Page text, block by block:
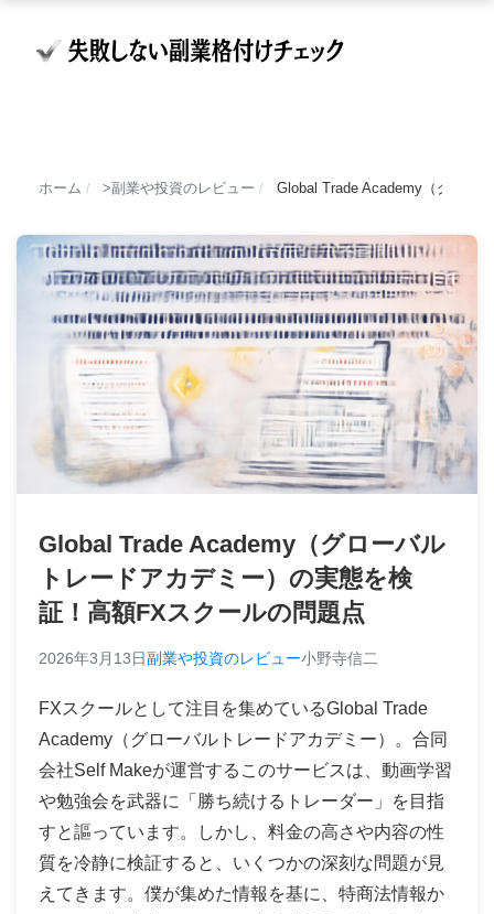
ホーム / 副業や投資のレビュー / Global Trade Academy（グロー
Global Trade Academy（グローバル
トレードアカデミー）の実態を検
証！高額FXスクールの問題点
2026年3月13日副業や投資のレビュー小野寺信二
FXスクールとして注目を集めているGlobal Trade
Academy（グローバルトレードアカデミー）。合同
会社Self Makeが運営するこのサービスは、動画学習
や勉強会を武器に「勝ち続けるトレーダー」を目指
すと謳っています。しかし、料金の高さや内容の性
質を冷静に検証すると、いくつかの深刻な問題が見
えてきます。僕が集めた情報を基に、特商法情報か